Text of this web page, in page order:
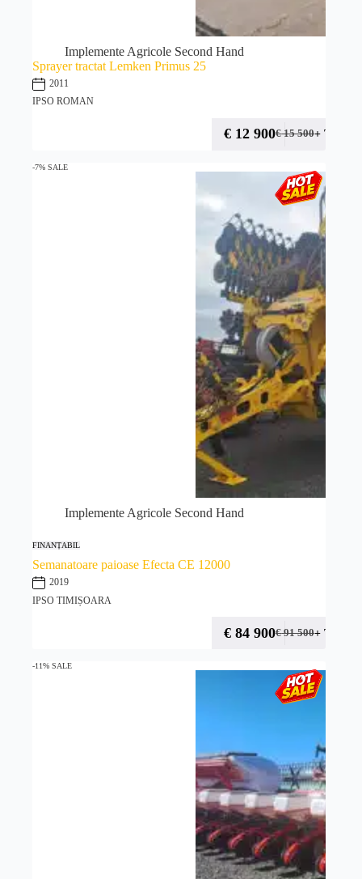
Implemente Agricole Second Hand
Sprayer tractat Lemken Primus 25
2011
IPSO ROMAN
€15 500
€ 12 900 + TVA
-7% SALE
Implemente Agricole Second Hand
FINANȚABIL
Semanatoare paioase Efecta CE 12000
2019
IPSO TIMIȘOARA
€91 500
€ 84 900 + TVA
-11% SALE